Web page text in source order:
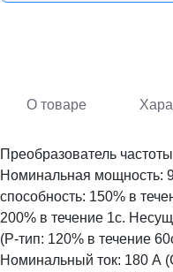
О товаре
Преобразователь
Номинальная мощность:
способность: 150% в
200% в течение 1с.
(P-тип: 120% в течение
Номинальный ток: 180 А